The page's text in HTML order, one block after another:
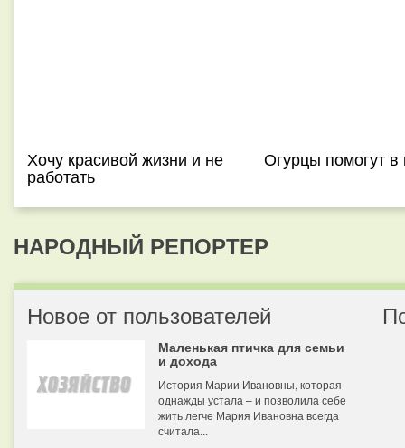
Хочу красивой жизни и не
работать
Огурцы помогут в
НАРОДНЫЙ РЕПОРТЕР
Новое от пользователей
Маленькая птичка для семьи
и дохода
История Марии Ивановны, которая
однажды устала – и позволила себе
жить легче Мария Ивановна всегда
считала...